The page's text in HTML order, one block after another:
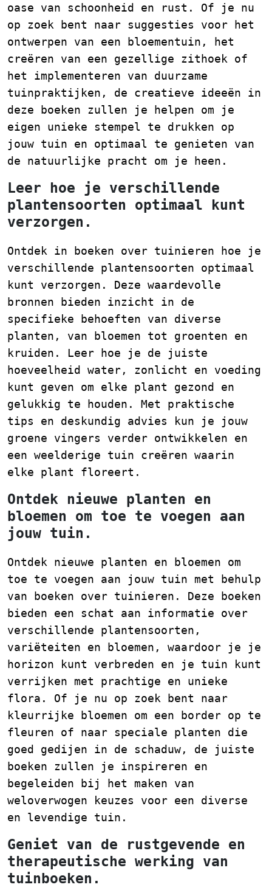
oase van schoonheid en rust. Of je nu
op zoek bent naar suggesties voor het
ontwerpen van een bloementuin, het
creëren van een gezellige zithoek of
het implementeren van duurzame
tuinpraktijken, de creatieve ideeën in
deze boeken zullen je helpen om je
eigen unieke stempel te drukken op
jouw tuin en optimaal te genieten van
de natuurlijke pracht om je heen.
Leer hoe je verschillende
plantensoorten optimaal kunt
verzorgen.
Ontdek in boeken over tuinieren hoe je
verschillende plantensoorten optimaal
kunt verzorgen. Deze waardevolle
bronnen bieden inzicht in de
specifieke behoeften van diverse
planten, van bloemen tot groenten en
kruiden. Leer hoe je de juiste
hoeveelheid water, zonlicht en voeding
kunt geven om elke plant gezond en
gelukkig te houden. Met praktische
tips en deskundig advies kun je jouw
groene vingers verder ontwikkelen en
een weelderige tuin creëren waarin
elke plant floreert.
Ontdek nieuwe planten en
bloemen om toe te voegen aan
jouw tuin.
Ontdek nieuwe planten en bloemen om
toe te voegen aan jouw tuin met behulp
van boeken over tuinieren. Deze boeken
bieden een schat aan informatie over
verschillende plantensoorten,
variëteiten en bloemen, waardoor je je
horizon kunt verbreden en je tuin kunt
verrijken met prachtige en unieke
flora. Of je nu op zoek bent naar
kleurrijke bloemen om een border op te
fleuren of naar speciale planten die
goed gedijen in de schaduw, de juiste
boeken zullen je inspireren en
begeleiden bij het maken van
weloverwogen keuzes voor een diverse
en levendige tuin.
Geniet van de rustgevende en
therapeutische werking van
tuinboeken.